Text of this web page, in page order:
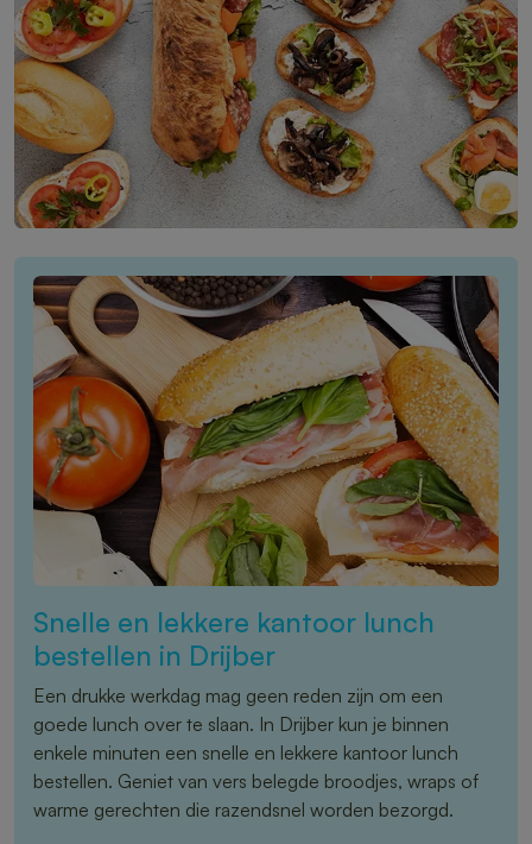
Snelle en lekkere kantoor lunch
bestellen in Drijber
Een drukke werkdag mag geen reden zijn om een
goede lunch over te slaan. In Drijber kun je binnen
enkele minuten een snelle en lekkere kantoor lunch
bestellen. Geniet van vers belegde broodjes, wraps of
warme gerechten die razendsnel worden bezorgd.